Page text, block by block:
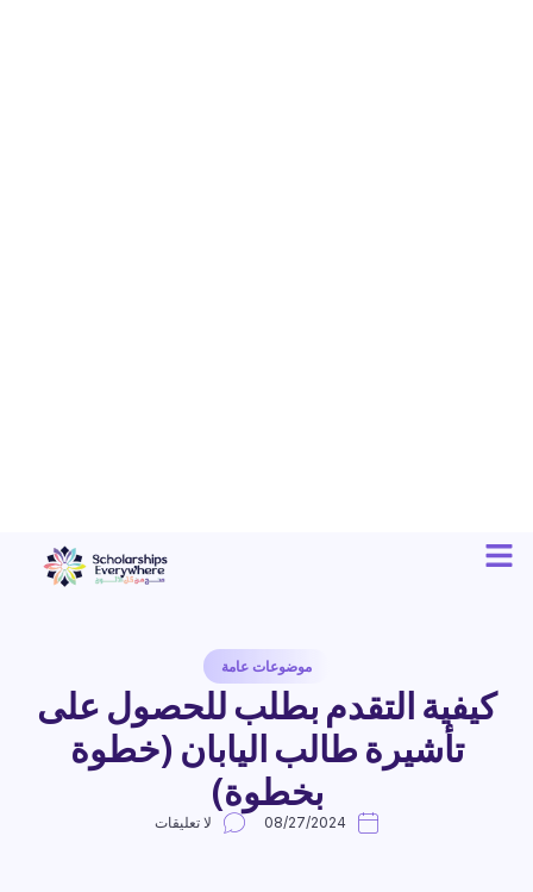
موضوعات عامة
كيفية التقدم بطلب للحصول على
تأشيرة طالب اليابان (خطوة
بخطوة)
08/27/2024 لا تعليقات